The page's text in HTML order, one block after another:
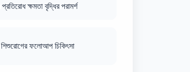
ক্ষমতা বৃদ্ধির পরামর্শ
শিশুরোগের ফলোআপ চিকিৎসা